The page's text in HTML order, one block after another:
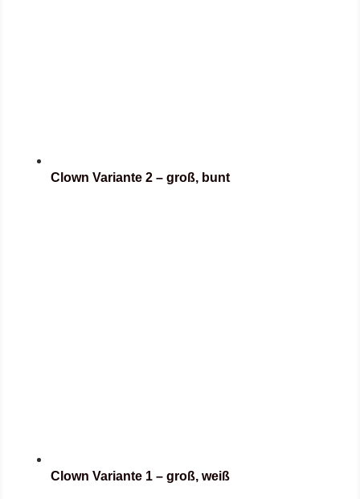
Clown Variante 2 – groß, bunt
Clown Variante 1 – groß, weiß